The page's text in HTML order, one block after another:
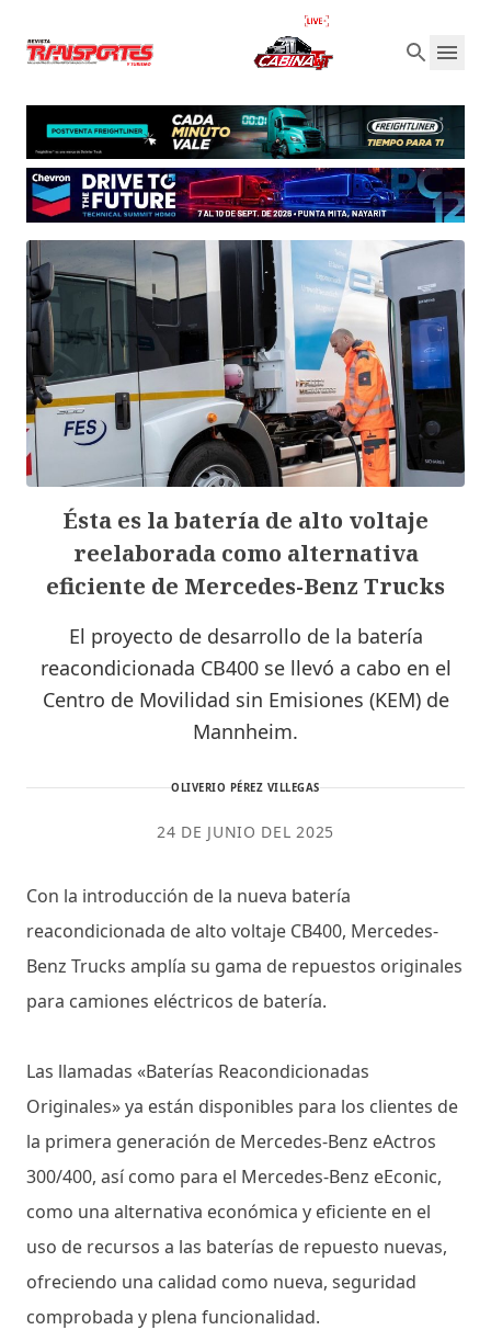
Ésta es la batería de alto voltaje
reelaborada como alternativa
eficiente de Mercedes-Benz Trucks
El proyecto de desarrollo de la batería
reacondicionada CB400 se llevó a cabo en el
Centro de Movilidad sin Emisiones (KEM) de
Mannheim.
OLIVERIO PÉREZ VILLEGAS
24 DE JUNIO DEL 2025
Con la introducción de la nueva batería
reacondicionada de alto voltaje CB400, Mercedes-
Benz Trucks amplía su gama de repuestos originales
para camiones eléctricos de batería.
Las llamadas «Baterías Reacondicionadas
Originales» ya están disponibles para los clientes de
la primera generación de Mercedes-Benz eActros
300/400, así como para el Mercedes-Benz eEconic,
como una alternativa económica y eficiente en el
uso de recursos a las baterías de repuesto nuevas,
ofreciendo una calidad como nueva, seguridad
comprobada y plena funcionalidad.